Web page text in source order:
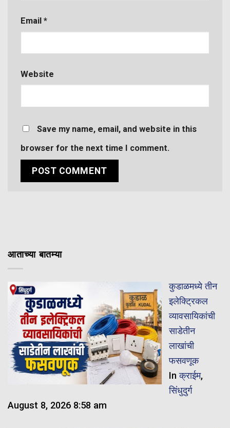
Email *
Website
Save my name, email, and website in this
browser for the next time I comment.
आताच्या बातम्या
कुडाळमध्ये तीन
इलेक्ट्रिकल
व्यावसायिकांची
साडेतीन
लाखांची
फसवणूक
Inक्राईम,
सिंधुदुर्ग
August 8, 2026 8:58 am